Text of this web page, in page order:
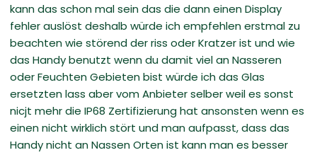
kann das schon mal sein das die dann einen Display
fehler auslöst deshalb würde ich empfehlen erstmal zu
beachten wie störend der riss oder Kratzer ist und wie
das Handy benutzt wenn du damit viel an Nasseren
oder Feuchten Gebieten bist würde ich das Glas
ersetzten lass aber vom Anbieter selber weil es sonst
nicjt mehr die IP68 Zertifizierung hat ansonsten wenn es
einen nicht wirklich stört und man aufpasst, dass das
Handy nicht an Nassen Orten ist kann man es besser